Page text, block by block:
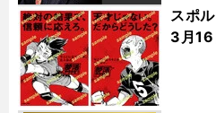
スポ
3月16